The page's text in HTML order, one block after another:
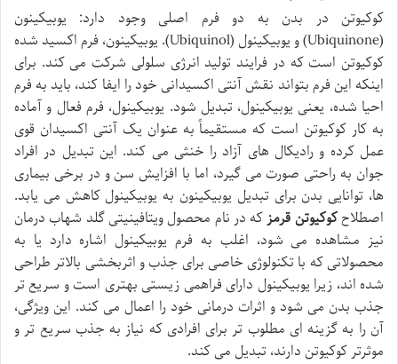
کوکیوتن در بدن به دو فرم اصلی وجود دارد: یوبیکینون
(Ubiquinone) و یوبیکینول (Ubiquinol). یوبیکینون، فرم اکسید شده
کوکیوتن است که در فرایند تولید انرژی سلولی شرکت می کند. برای
اینکه این فرم بتواند نقش آنتی اکسیدانی خود را ایفا کند، باید به فرم
احیا شده، یعنی یوبیکینول، تبدیل شود. یوبیکینول، فرم فعال و آماده
به کار کوکیوتن است که مستقیماً به عنوان یک آنتی اکسیدان قوی
عمل کرده و رادیکال های آزاد را خنثی می کند. این تبدیل در افراد
جوان به راحتی صورت می گیرد، اما با افزایش سن و در برخی بیماری
ها، توانایی بدن برای تبدیل یوبیکینون به یوبیکینول کاهش می یابد.
اصطلاحکوکیوتن قرمزکه در نام محصول ویتافینیتی گلد شهاب درمان
نیز مشاهده می شود، اغلب به فرم یوبیکینول اشاره دارد یا به
محصولاتی که با تکنولوژی خاصی برای جذب و اثربخشی بالاتر طراحی
شده اند، زیرا یوبیکینول دارای فراهمی زیستی بهتری است و سریع تر
جذب بدن می شود و اثرات درمانی خود را اعمال می کند. این ویژگی،
آن را به گزینه ای مطلوب تر برای افرادی که نیاز به جذب سریع تر و
موثرتر کوکیوتن دارند، تبدیل می کند.